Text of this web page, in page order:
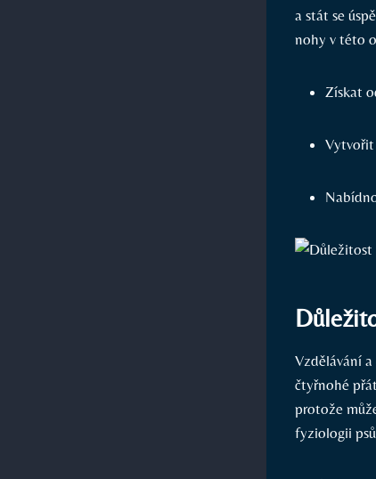
a stát se
nohy v této
Získat
Vytvořit
Vzdělávání
čtyřnohé
protože
fyziologii